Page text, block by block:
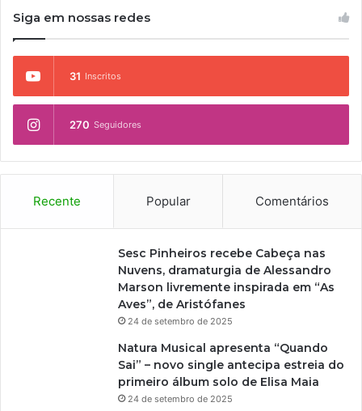
Siga em nossas redes
31 Inscritos
270 Seguidores
Recente Popular Comentários
Sesc Pinheiros recebe Cabeça nas
Nuvens, dramaturgia de Alessandro
Marson livremente inspirada em “As
Aves”, de Aristófanes
24 de setembro de 2025
Natura Musical apresenta “Quando
Sai” – novo single antecipa estreia do
primeiro álbum solo de Elisa Maia
24 de setembro de 2025